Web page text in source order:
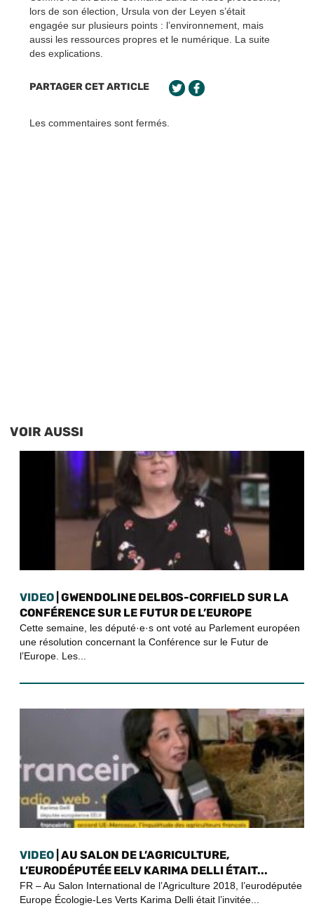
lors de son élection, Ursula von der Leyen s’était
engagée sur plusieurs points : l’environnement, mais
aussi les ressources propres et le numérique. La suite
des explications.
PARTAGER CET ARTICLE
Les commentaires sont fermés.
VOIR AUSSI
VIDEO | GWENDOLINE DELBOS-CORFIELD SUR LA
CONFÉRENCE SUR LE FUTUR DE L’EUROPE
Cette semaine, les député·e·s ont voté au Parlement européen
une résolution concernant la Conférence sur le Futur de
l’Europe. Les...
VIDEO | AU SALON DE L’AGRICULTURE,
L’EURODÉPUTÉE EELV KARIMA DELLI ÉTAIT...
FR – Au Salon International de l’Agriculture 2018, l’eurodéputée
Europe Écologie-Les Verts Karima Delli était l’invitée...